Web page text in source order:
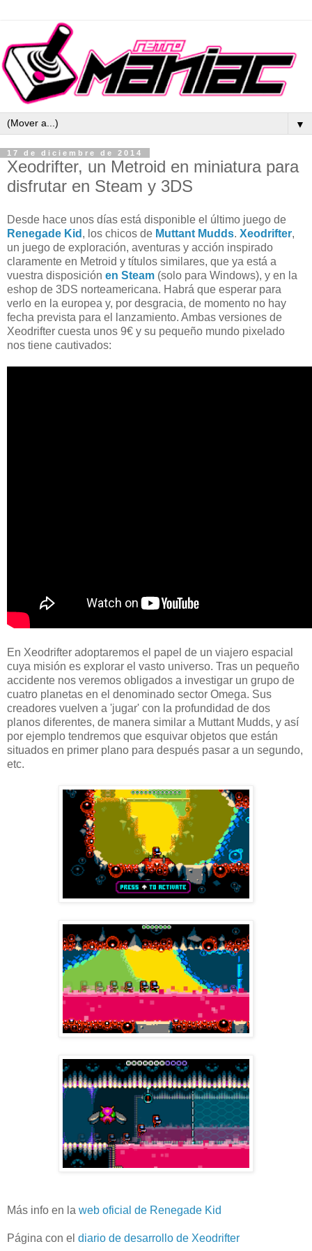
▼
17 de diciembre de 2014
Xeodrifter, un Metroid en miniatura para
disfrutar en Steam y 3DS
Desde hace unos días está disponible el último juego de
Renegade Kid , los chicos de Muttant Mudds. Xeodrifter,
un juego de exploración, aventuras y acción inspirado
claramente en Metroid y títulos similares, que ya está a
vuestra disposición en Steam (solo para Windows), y en la
eshop de 3DS norteamericana. Habrá que esperar para
verlo en la europea y, por desgracia, de momento no hay
fecha prevista para el lanzamiento. Ambas versiones de
Xeodrifter cuesta unos 9€ y su pequeño mundo pixelado
nos tiene cautivados:
En Xeodrifter adoptaremos el papel de un viajero espacial
cuya misión es explorar el vasto universo. Tras un pequeño
accidente nos veremos obligados a investigar un grupo de
cuatro planetas en el denominado sector Omega. Sus
creadores vuelven a 'jugar' con la profundidad de dos
planos diferentes, de manera similar a Muttant Mudds, y así
por ejemplo tendremos que esquivar objetos que están
situados en primer plano para después pasar a un segundo,
etc.
Más info en la web oficial de Renegade Kid
Página con el diario de desarrollo de Xeodrifter